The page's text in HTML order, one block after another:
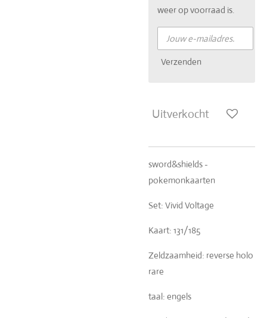
weer op voorraad is.
Verzenden
Uitverkocht
sword&shields -
pokemonkaarten
Set: Vivid Voltage
Kaart: 131/185
Zeldzaamheid: reverse holo
rare
taal: engels